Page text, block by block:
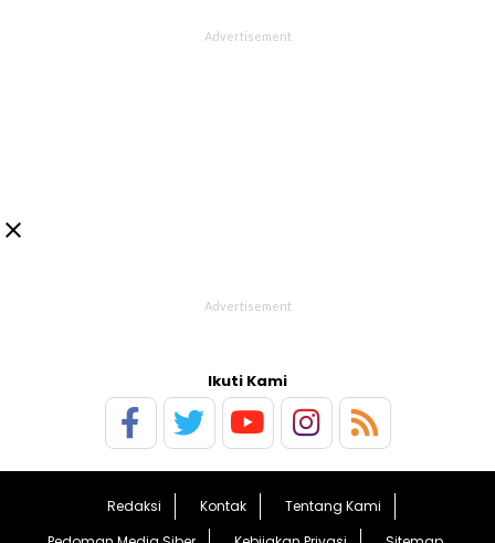

Ikuti Kami
Redaksi Kontak
Tentang Kami